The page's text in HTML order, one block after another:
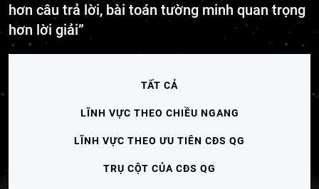
hơn câu trả lời, bài toán tường minh quan trọng
hơn lời giải”
TẤT CẢ
LĨNH VỰC THEO CHIỀU NGANG
LĨNH VỰC THEO ƯU TIÊN CĐS QG
TRỤ CỘT CỦA CĐS QG